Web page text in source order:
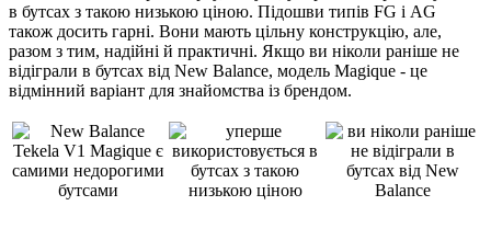
в бутсах з такою низькою ціною. Підошви типів FG і AG
також досить гарні. Вони мають цільну конструкцію, але,
разом з тим, надійні й практичні. Якщо ви ніколи раніше не
відіграли в бутсах від New Balance, модель Magique - це
відмінний варіант для знайомства із брендом.